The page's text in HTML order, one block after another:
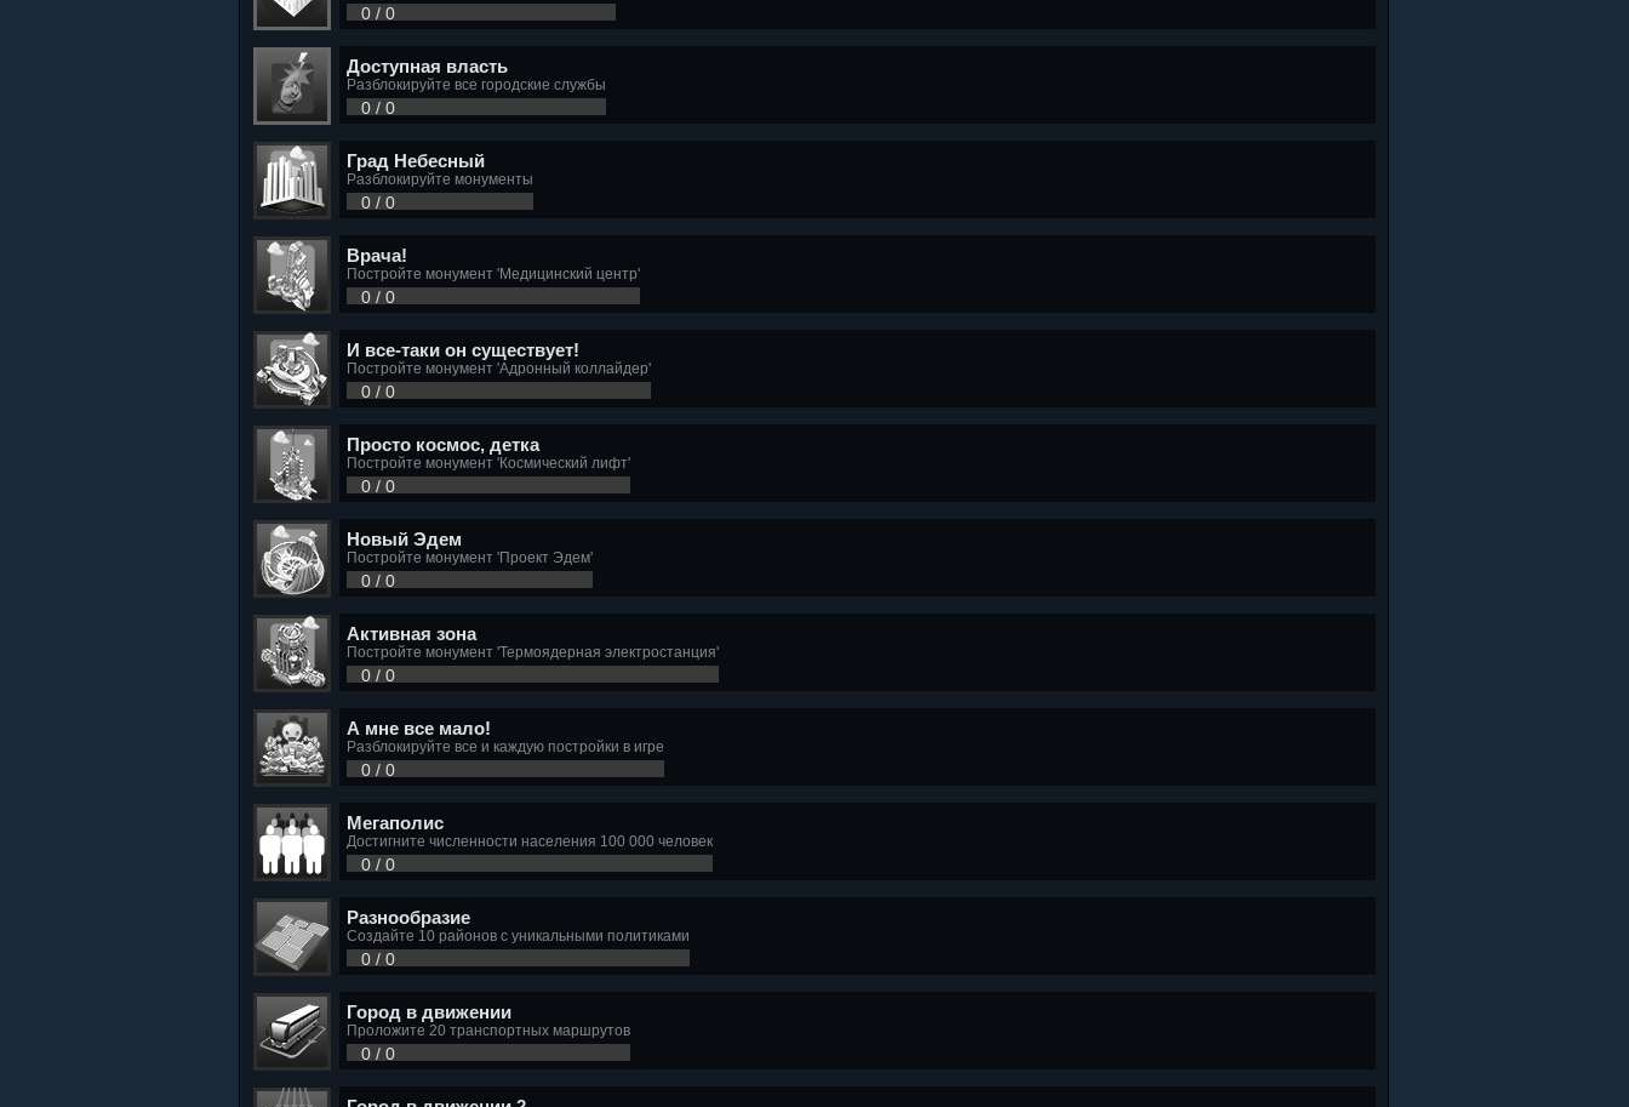
0 / 0
Доступная власть
Разблокируйте все городские службы
0 / 0
Град Небесный
Разблокируйте монументы
0 / 0
Врача!
Постройте монумент 'Медицинский центр'
0 / 0
И все-таки он существует!
Постройте монумент 'Адронный коллайдер'
0 / 0
Просто космос, детка
Постройте монумент 'Космический лифт'
0 / 0
Новый Эдем
Постройте монумент 'Проект Эдем'
0 / 0
Активная зона
Постройте монумент 'Термоядерная электростанция'
0 / 0
А мне все мало!
Разблокируйте все и каждую постройки в игре
0 / 0
Мегаполис
Достигните численности населения 100 000 человек
0 / 0
Разнообразие
Создайте 10 районов с уникальными политиками
0 / 0
Город в движении
Проложите 20 транспортных маршрутов
0 / 0